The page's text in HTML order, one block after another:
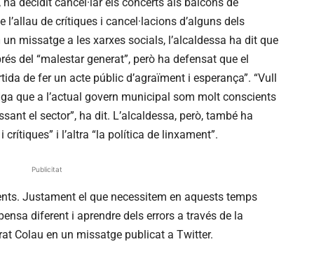
l’allau de crítiques i cancel·lacions d’alguns dels
missatge a les xarxes socials, l’alcaldessa ha dit que
del “malestar generat”, però ha defensat que el
de fer un acte públic d’agraïment i esperança”. “Vull
que a l’actual govern municipal som molt conscients
el sector”, ha dit. L’alcaldessa, però, també ha
i l’altra “la política de linxament”.
Publicitat
Justament el que necessitem en aquests temps
diferent i aprendre dels errors a través de la
Colau en un missatge publicat a Twitter.